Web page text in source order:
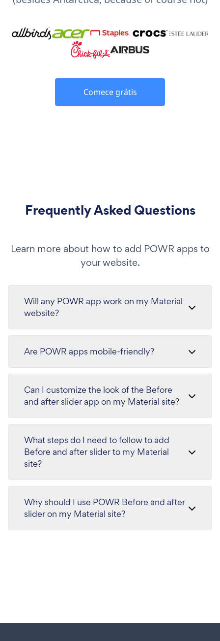
Comece grátis
Frequently Asked Questions
Learn more about how to add POWR apps to
your website.
Will any POWR app work on my Material
website?
Are POWR apps mobile-friendly?
Can I customize the look of the Before
and after slider app on my Material site?
What steps do I need to follow to add
Before and after slider to my Material
site?
Why should I use POWR Before and after
slider on my Material site?